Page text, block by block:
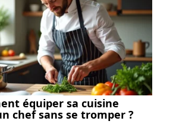
équiper sa cuisine
chef sans se tromper ?